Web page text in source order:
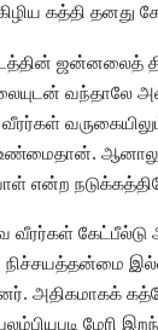
கத்தி தனது
ஜன்னலைத்
வந்தாலே
என்ற
வீரர்கள்
நிச்சயத்தன்மை
அதிகமாகக்
மேரி